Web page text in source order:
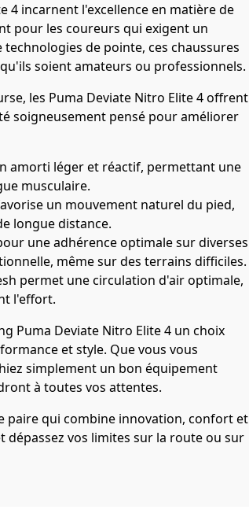
4 incarnent l'excellence en matière de
pour les coureurs qui exigent un
de pointe, ces chaussures
soient amateurs ou professionnels.
les Puma Deviate Nitro Elite 4 offrent
soigneusement pensé pour améliorer
amorti léger et réactif, permettant une
musculaire.
un mouvement naturel du pied,
longue distance.
une adhérence optimale sur diverses
même sur des terrains difficiles.
permet une circulation d'air optimale,
l'effort.
Puma Deviate Nitro Elite 4 un choix
et style. Que vous vous
simplement un bon équipement
à toutes vos attentes.
paire qui combine innovation, confort et
dépassez vos limites sur la route ou sur